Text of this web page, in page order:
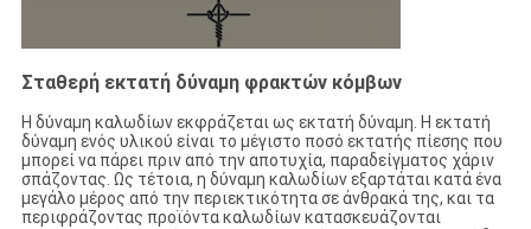
Σταθερή εκτατή δύναμη φρακτών κόμβων
Η δύναμη καλωδίων εκφράζεται ως εκτατή δύναμη. Η εκτατή
δύναμη ενός υλικού είναι το μέγιστο ποσό εκτατής πίεσης που
μπορεί να πάρει πριν από την αποτυχία, παραδείγματος χάριν
σπάζοντας. Ως τέτοια, η δύναμη καλωδίων εξαρτάται κατά ένα
μεγάλο μέρος από την περιεκτικότητα σε άνθρακά της, και τα
περιφράζοντας προϊόντα καλωδίων κατασκευάζονται